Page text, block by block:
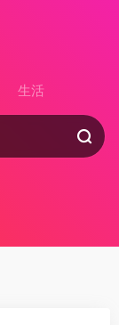
生活